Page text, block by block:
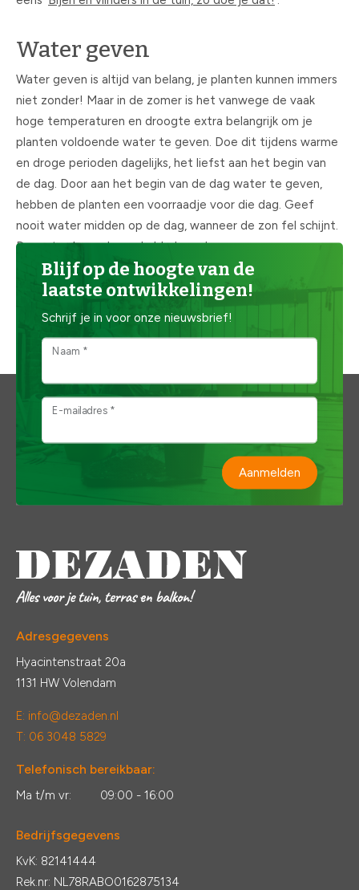
Water geven
Water geven is altijd van belang, je planten kunnen immers
niet zonder! Maar in de zomer is het vanwege de vaak
hoge temperaturen en droogte extra belangrijk om je
planten voldoende water te geven. Doe dit tijdens warme
en droge perioden dagelijks, het liefst aan het begin van
de dag. Door aan het begin van de dag water te geven,
hebben de planten een voorraadje voor die dag. Geef
nooit water midden op de dag, wanneer de zon fel schijnt.
De waterdruppels op de bladeren kunnen zorgen voor
verbrande plekjes, doordat deze als een soort loep werken.
Bovendien verdampt het water overdag ook heel snel en
dat is zonde. Meer weten over de verschillende manieren
We leggen het je uit in het artikel ‘
Blijf op de hoogte van de
laatste ontwikkelingen!
Schrijf je in voor onze nieuwsbrief!
Naam *
E-mailadres *
Aanmelden
Adresgegevens
Hyacintenstraat 20a
1131 HW Volendam
E: info@dezaden.nl
T: 06 3048 5829
Telefonisch bereikbaar:
Ma t/m vr: 09:00 - 16:00
Bedrijfsgegevens
KvK: 82141444
Rek.nr: NL78RABO0162875134